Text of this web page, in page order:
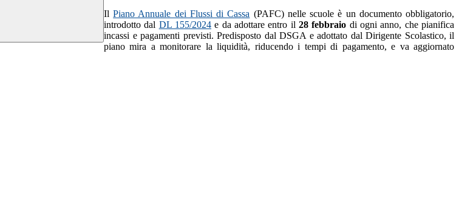
Il Piano Annuale dei Flussi di Cassa (PAFC) nelle scuole è un documento obbligatorio,
introdotto dal DL 155/2024 e da adottare entro il28 febbraio di ogni anno, che pianifica
incassi e pagamenti previsti. Predisposto dal DSGA e adottato dal Dirigente Scolastico, il
piano mira a monitorare la liquidità, riducendo i tempi di pagamento, e va aggiornato